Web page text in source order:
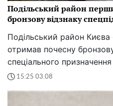
Подільський район
бронзову відзнаку
Подільський район
отримав почесну
спеціального
15:25 03.08